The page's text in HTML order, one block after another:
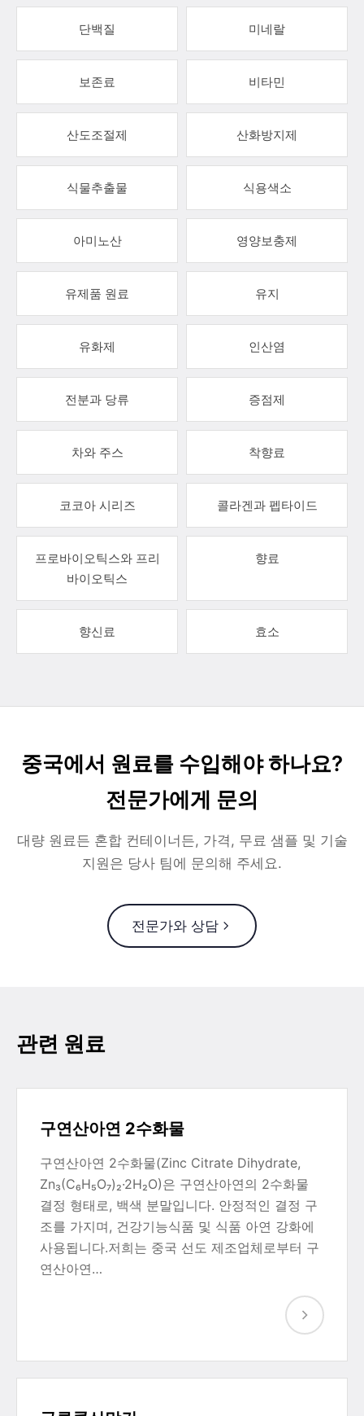
단백질 미네랄
보존료 비타민
산도조절제 산화방지제
식물추출물 식용색소
아미노산 영양보충제
유제품 원료 유지
유화제 인산염
전분과 당류 증점제
차와 주스 착향료
코코아 시리즈 콜라겐과 펩타이드
프로바이오틱스와 프리
바이오틱스
향료
향신료 효소
중국에서 원료를 수입해야 하나요?
전문가에게 문의
대량 원료든 혼합 컨테이너든, 가격, 무료 샘플 및 기술
지원은 당사 팀에 문의해 주세요.
전문가와 상담
관련 원료
구연산아연 2수화물
구연산아연 2수화물(Zinc Citrate Dihydrate,
Zn₃(C₆H₅O₇)₂·2H₂O)은 구연산아연의 2수화물
결정 형태로, 백색 분말입니다. 안정적인 결정 구
조를 가지며, 건강기능식품 및 식품 아연 강화에
사용됩니다.저희는 중국 선도 제조업체로부터 구
연산아연…